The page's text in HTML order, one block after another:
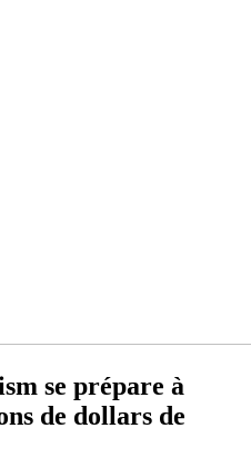
se prépare à
de dollars de